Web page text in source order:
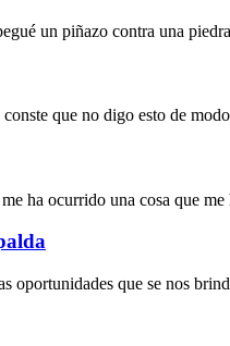
un piñazo contra una
que no digo esto de
ha ocurrido una cosa que
oportunidades que se nos